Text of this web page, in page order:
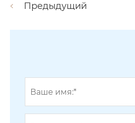
Предыдущий